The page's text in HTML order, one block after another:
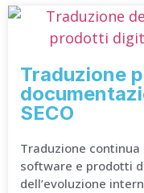
Traduzione
SECO
Traduzione
software e prodotti
dell’evoluzione